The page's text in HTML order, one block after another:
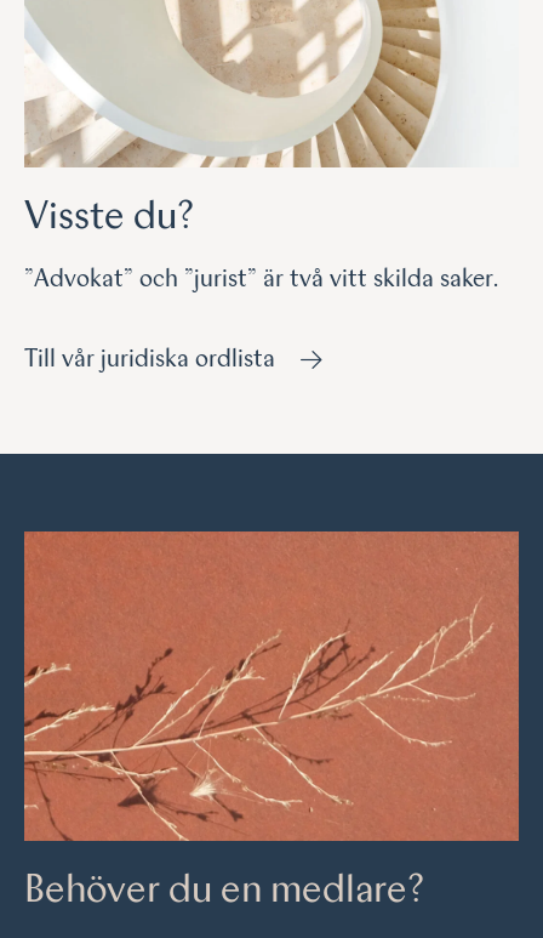
Visste du?
”Advokat” och ”jurist” är två vitt skilda saker.
Till vår juridiska ordlista
Behöver du en medlare?